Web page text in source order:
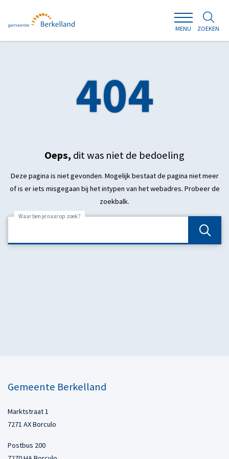
MENU ZOEKEN
404
Oeps, dit was niet de bedoeling
Deze pagina is niet gevonden. Mogelijk bestaat de pagina niet meer
of is er iets misgegaan bij het intypen van het webadres. Probeer de
zoekbalk.
Waar ben je naar op zoek?
Gemeente Berkelland
Marktstraat 1
7271 AX Borculo
Postbus 200